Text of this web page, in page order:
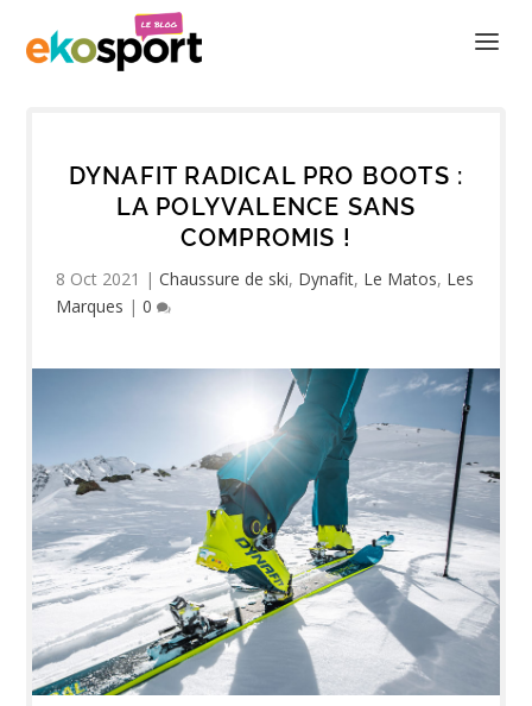
DYNAFIT RADICAL PRO BOOTS :
LA POLYVALENCE SANS
COMPROMIS !
8 Oct 2021 |Chaussure de ski, Dynafit, Le Matos, Les
Marques |0